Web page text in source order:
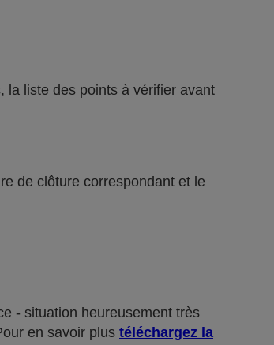
la liste des points à vérifier avant
de clôture correspondant et le
- situation heureusement très
en savoir plus téléchargez la